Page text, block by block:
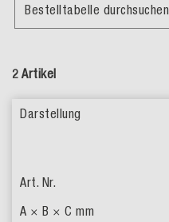
2 Artikel
Bestelltabelle durchsuchen